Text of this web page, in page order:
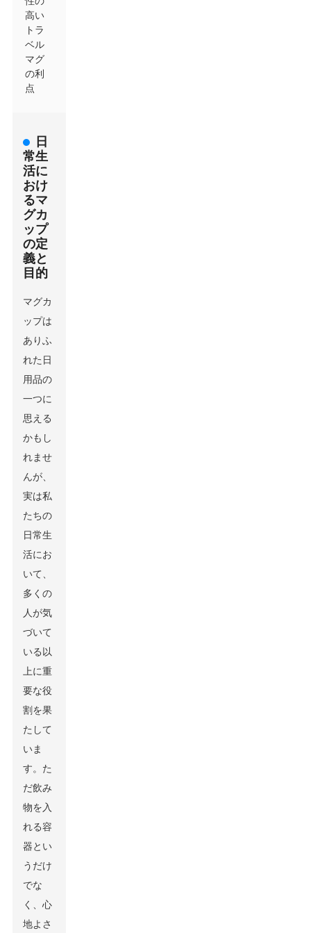
高い
トラ
ベル
マグ
の利
点
日
常生
活に
おけ
るマ
グカ
ップ
の定
義と
目的
マグカ
ップは
ありふ
れた日
用品の
一つに
思える
かもし
れませ
んが、
実は私
たちの
日常生
活にお
いて、
多くの
人が気
づいて
いる以
上に重
要な役
割を果
たして
いま
す。た
だ飲み
物を入
れる容
器とい
うだけ
でな
く、心
地よさ